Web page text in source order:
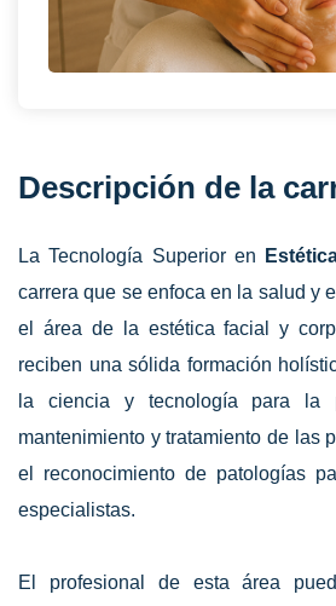
Descripción de la
La Tecnología Superior en
carrera que se enfoca en la salud y
el área de la estética facial y
reciben una sólida formación
la ciencia y tecnología para la
mantenimiento y tratamiento de las
el reconocimiento de patologías
especialistas.
El profesional de esta área